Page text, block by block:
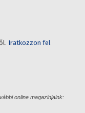
Iratkozzon fel
online magazinjaink: